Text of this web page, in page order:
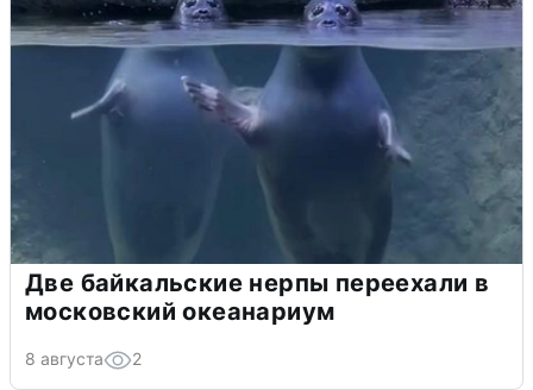
Две байкальские нерпы переехали в
московский океанариум
8 августа 2